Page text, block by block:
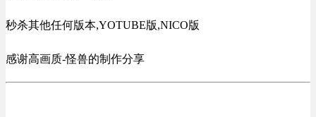
秒杀其他任何版本,YOTUBE版,NICO版
感谢高画质-怪兽的制作分享